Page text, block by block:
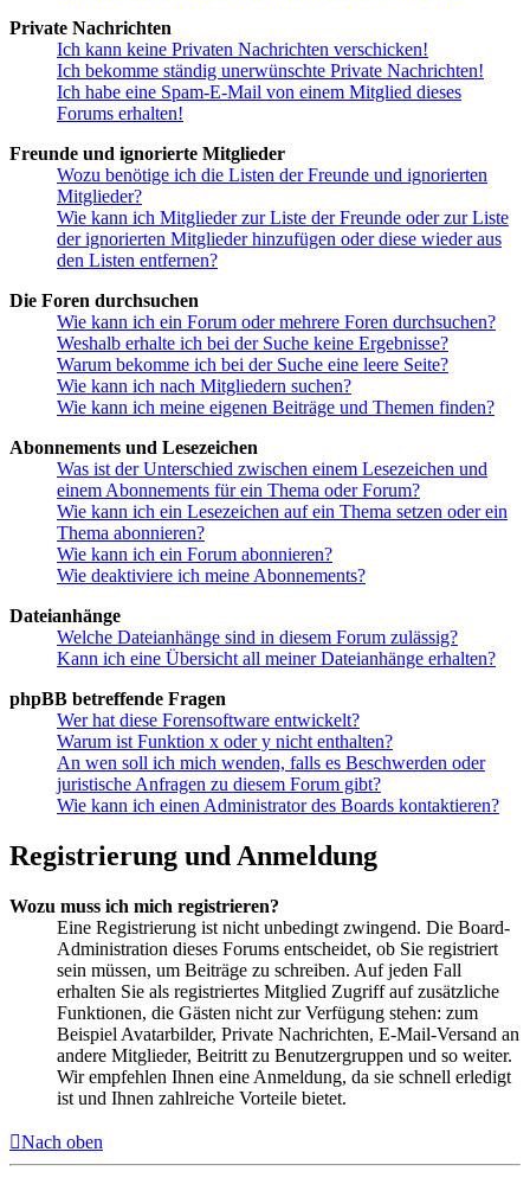
Private Nachrichten
Ich kann keine Privaten Nachrichten verschicken!
Ich bekomme ständig unerwünschte Private Nachrichten!
Ich habe eine Spam-E-Mail von einem Mitglied dieses
Forums erhalten!
Freunde und ignorierte Mitglieder
Wozu benötige ich die Listen der Freunde und ignorierten
Mitglieder?
Wie kann ich Mitglieder zur Liste der Freunde oder zur Liste
der ignorierten Mitglieder hinzufügen oder diese wieder aus
den Listen entfernen?
Die Foren durchsuchen
Wie kann ich ein Forum oder mehrere Foren durchsuchen?
Weshalb erhalte ich bei der Suche keine Ergebnisse?
Warum bekomme ich bei der Suche eine leere Seite?
Wie kann ich nach Mitgliedern suchen?
Wie kann ich meine eigenen Beiträge und Themen finden?
Abonnements und Lesezeichen
Was ist der Unterschied zwischen einem Lesezeichen und
einem Abonnements für ein Thema oder Forum?
Wie kann ich ein Lesezeichen auf ein Thema setzen oder ein
Thema abonnieren?
Wie kann ich ein Forum abonnieren?
Wie deaktiviere ich meine Abonnements?
Dateianhänge
Welche Dateianhänge sind in diesem Forum zulässig?
Kann ich eine Übersicht all meiner Dateianhänge erhalten?
phpBB betreffende Fragen
Wer hat diese Forensoftware entwickelt?
Warum ist Funktion x oder y nicht enthalten?
An wen soll ich mich wenden, falls es Beschwerden oder
juristische Anfragen zu diesem Forum gibt?
Wie kann ich einen Administrator des Boards kontaktieren?
Registrierung und Anmeldung
Wozu muss ich mich registrieren?
Eine Registrierung ist nicht unbedingt zwingend. Die Board-
Administration dieses Forums entscheidet, ob Sie registriert
sein müssen, um Beiträge zu schreiben. Auf jeden Fall
erhalten Sie als registriertes Mitglied Zugriff auf zusätzliche
Funktionen, die Gästen nicht zur Verfügung stehen: zum
Beispiel Avatarbilder, Private Nachrichten, E-Mail-Versand an
andere Mitglieder, Beitritt zu Benutzergruppen und so weiter.
Wir empfehlen Ihnen eine Anmeldung, da sie schnell erledigt
ist und Ihnen zahlreiche Vorteile bietet.
Nach oben